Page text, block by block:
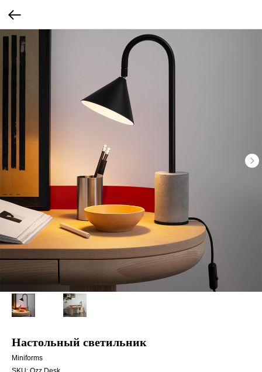
Настольный светильник
Miniforms